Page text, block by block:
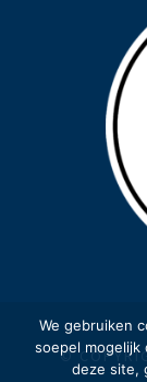
©
We gebruiken
soepel mogelijk
deze site,